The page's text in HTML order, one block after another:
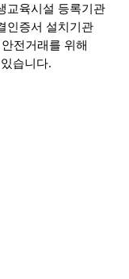
교육시설 등록기관
인증서 설치기관
전거래를 위해
습니다.